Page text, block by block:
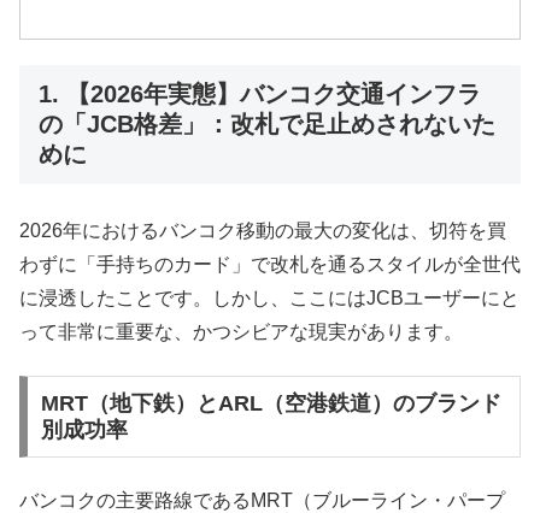
1. 【2026年実態】バンコク交通インフラ
の「JCB格差」：改札で足止めされないた
めに
2026年におけるバンコク移動の最大の変化は、切符を買
わずに「手持ちのカード」で改札を通るスタイルが全世代
に浸透したことです。しかし、ここにはJCBユーザーにと
って非常に重要な、かつシビアな現実があります。
MRT（地下鉄）とARL（空港鉄道）のブランド
別成功率
バンコクの主要路線であるMRT（ブルーライン・パープ